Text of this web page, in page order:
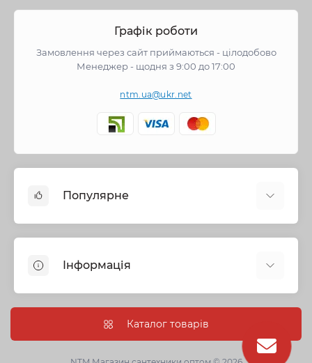
Графік роботи
Замовлення через сайт приймаються - цілодобово
Менеджер - щодня з 9:00 до 17:00
ntm.ua@ukr.net
Популярне
Запірна арматура
Труби та фітинги
Насосне обладнання
Інформація
Інформація про доставку
Про нас
Каталог товарів